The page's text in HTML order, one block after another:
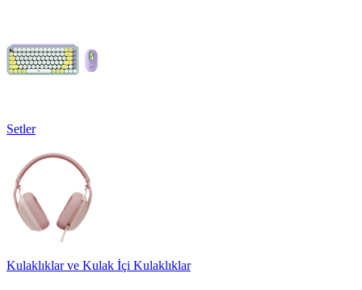
Setler
Kulaklıklar ve Kulak İçi Kulaklıklar